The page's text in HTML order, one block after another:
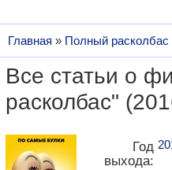
Главная » Полный расколбас
Все статьи о
расколбас"
Год
выхода: